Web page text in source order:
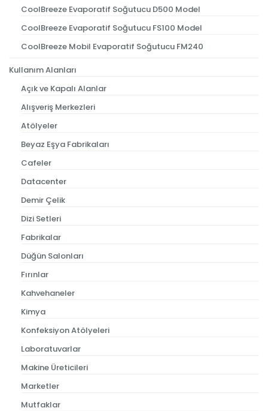
CoolBreeze Evaporatif Soğutucu D500 Model
CoolBreeze Evaporatif Soğutucu FS100 Model
CoolBreeze Mobil Evaporatif Soğutucu FM240
Kullanım Alanları
Açık ve Kapalı Alanlar
Alışveriş Merkezleri
Atölyeler
Beyaz Eşya Fabrikaları
Cafeler
Datacenter
Demir Çelik
Dizi Setleri
Fabrikalar
Düğün Salonları
Fırınlar
Kahvehaneler
Kimya
Konfeksiyon Atölyeleri
Laboratuvarlar
Makine Üreticileri
Marketler
Mutfaklar